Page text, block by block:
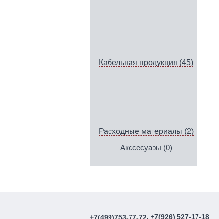
Кабельная продукция (45)
Расходные материалы (2)
Акссесуары (0)
+7(499)753-77-72, +7(926) 527-17-18